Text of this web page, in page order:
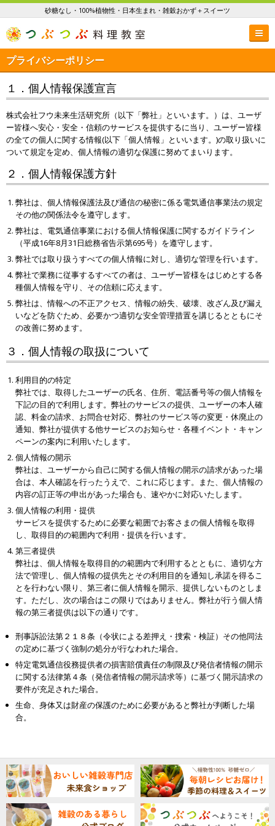
砂糖なし・100%植物性・日本生まれ・雑穀おかず＋スイーツ
プライバシーポリシー
１．個人情報保護宣言
株式会社フウ未来生活研究所（以下「弊社」といいます。）は、ユーザ
ー皆様へ安心・安全・信頼のサービスを提供するに当り、ユーザー皆様
の全ての個人に関する情報(以下「個人情報」といいます。)の取り扱いに
ついて規定を定め、個人情報の適切な保護に努めてまいります。
２．個人情報保護方針
弊社は、個人情報保護法及び通信の秘密に係る電気通信事業法の規定
その他の関係法令を遵守します。
弊社は、電気通信事業における個人情報保護に関するガイドライン
（平成16年8月31日総務省告示第695号）を遵守します。
弊社では取り扱うすべての個人情報に対し、適切な管理を行います。
弊社で業務に従事するすべての者は、ユーザー皆様をはじめとする各
種個人情報を守り、その信頼に応えます。
弊社は、情報への不正アクセス、情報の紛失、破壊、改ざん及び漏え
いなどを防ぐため、必要かつ適切な安全管理措置を講じるとともにそ
の改善に努めます。
３．個人情報の取扱について
利用目的の特定
弊社では、取得したユーザーの氏名、住所、電話番号等の個人情報を
下記の目的で利用します。弊社のサービスの提供、ユーザーの本人確
認、料金の請求、お問合せ対応、弊社のサービス等の変更・休廃止の
通知、弊社が提供する他サービスのお知らせ・各種イベント・キャン
ペーンの案内に利用いたします。
個人情報の開示
弊社は、ユーザーから自己に関する個人情報の開示の請求があった場
合は、本人確認を行ったうえで、これに応じます。また、個人情報の
内容の訂正等の申出があった場合も、速やかに対応いたします。
個人情報の利用・提供
サービスを提供するために必要な範囲でお客さまの個人情報を取得
し、取得目的の範囲内で利用・提供を行います。
第三者提供
弊社は、個人情報を取得目的の範囲内で利用するとともに、適切な方
法で管理し、個人情報の提供先とその利用目的を通知し承諾を得るこ
とを行わない限り、第三者に個人情報を開示、提供しないものとしま
す。ただし、次の場合はこの限りではありません。弊社が行う個人情
報の第三者提供は以下の通りです。
刑事訴訟法第２１８条（令状による差押え・捜索・検証）その他同法
の定めに基づく強制の処分が行なわれた場合。
特定電気通信役務提供者の損害賠償責任の制限及び発信者情報の開示
に関する法律第４条（発信者情報の開示請求等）に基づく開示請求の
要件が充足された場合。
生命、身体又は財産の保護のために必要があると弊社が判断した場
合。